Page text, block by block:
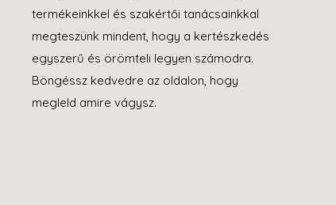
termékeinkkel és szakértői tanácsainkkal
megteszünk mindent, hogy a kertészkedés
egyszerű és örömteli legyen számodra.
Böngéssz kedvedre az oldalon, hogy
megleld amire vágysz.